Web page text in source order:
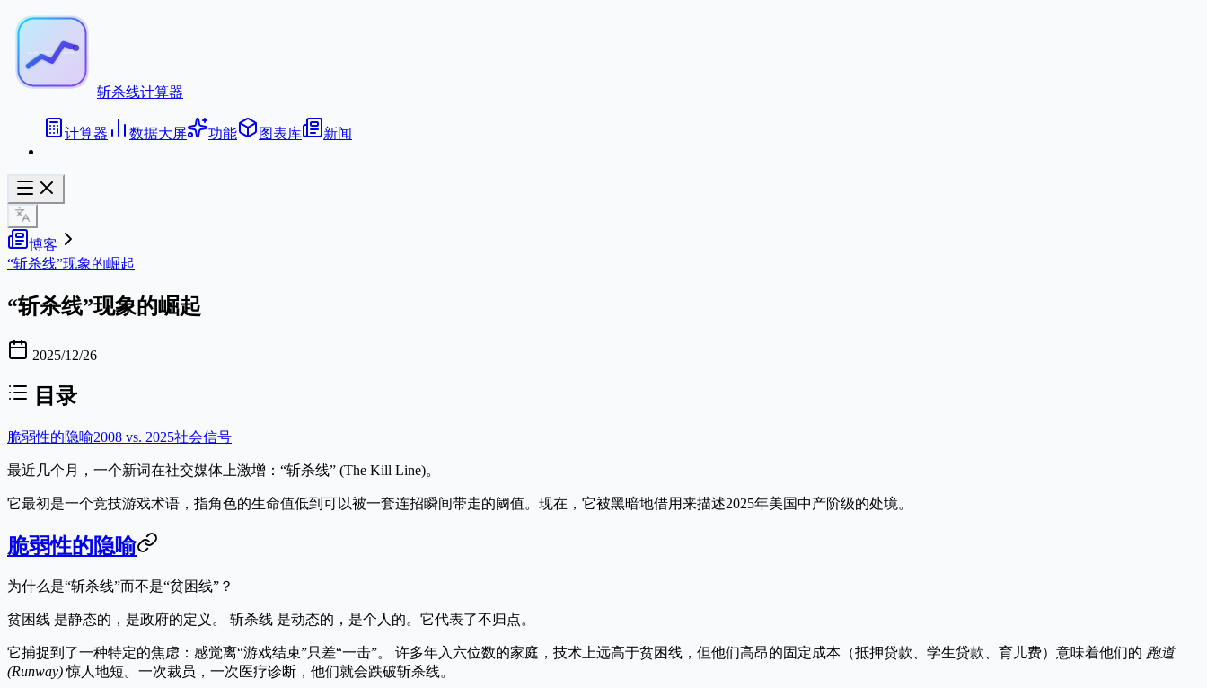
斩杀线计算器
计算器 数据大屏 功能 图表库 新闻
博客
“斩杀线”现象的崛起
“斩杀线”现象的崛起
2025/12/26
目录
脆弱性的隐喻2008 vs. 2025社会信号
最近几个月，一个新词在社交媒体上激增： “斩杀线” (The Kill Line)。
它最初是一个竞技游戏术语，指角色的生命值低到可以被一套连招瞬间带走的阈值。现在，它被黑暗地借用来描述2025年美国中产阶级的处境。
脆弱性的隐喻
为什么是“斩杀线”而不是“贫困线”？
贫困线 是静态的，是政府的定义。 斩杀线 是动态的，是个人的。它代表了不归点。
它捕捉到了一种特定的焦虑： 感觉离“游戏结束”只差“一击”。 许多年入六位数的家庭，技术上远高于贫困线，但他们高昂的固定成本（抵押贷款、学生贷款、育儿费）意味着他们的 跑道
(Runway)惊人地短。一次裁员，一次医疗诊断，他们就会跌破斩杀线。